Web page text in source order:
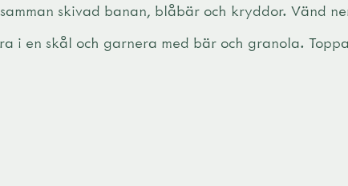
skivad banan, blåbär och kryddor. Vänd
i en skål och garnera med bär och granola.